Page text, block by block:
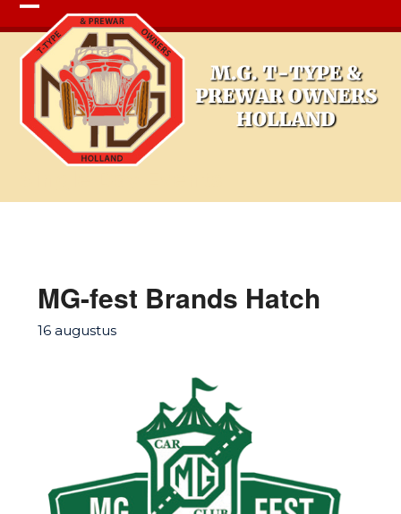
Open
mobile
menu
Close
mobile
menu
MG-fest Brands Hatch
16 augustus